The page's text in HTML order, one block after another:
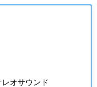
オサウンド